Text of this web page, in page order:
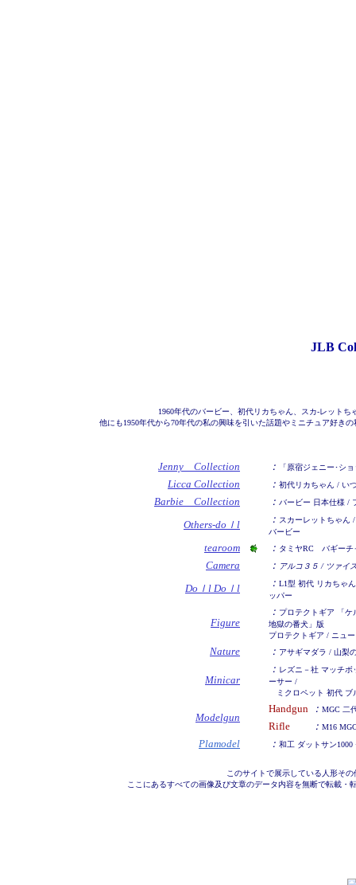
JLB
1960年代のバービー、初代リカちゃん、スカ-レット
他にも1950年代から70年代の私の興味を引いた話題やミニチュア好き
Jenny Collection ： 「原宿ジェニー･シ
Licca Collection ： 初代リカちゃん / い
Barbie Collection ： バービー 日本仕様 /
Others-doｌl ： スカーレットちゃん
バービー
tearoom ： タミヤRC バギー
Camera ： アルコ３５ / ツァ
Doｌl Doｌl ： L1型 初代 リカちゃ
ッパー
Figure
： プロテクトギア 「
地獄の番犬」版
プロテクトギア / ニュ
Nature ： アサギマダラ / 山梨
Minicar
： レズニ－社 マッチボ
ーサー /
ミクロペット 初代 ブ
Modelgun
Handgun ： MGC 二
Rifle ： M16
Plamodel ： 和工 ダットサン1000
このサイトで展示している人形そ
ここにあるすべての画像及び文章のデータ内容を無断で転載